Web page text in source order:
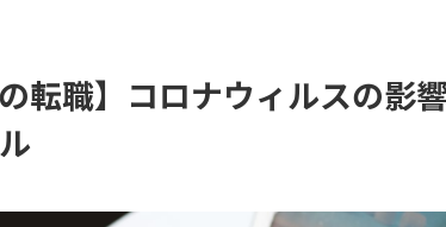
の転職】コロナウィルスの影